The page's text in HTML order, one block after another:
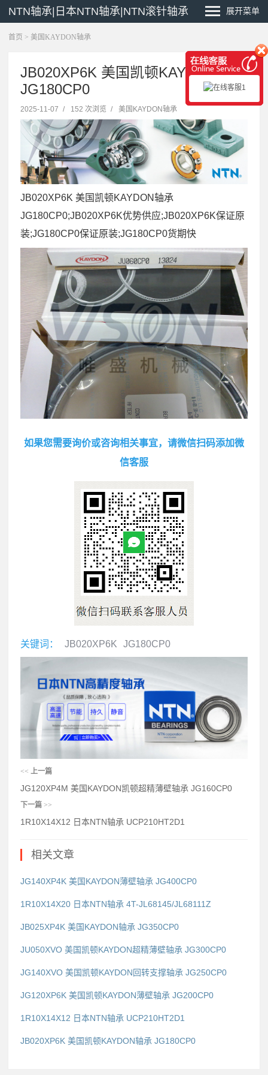
NTN轴承|日本NTN轴承|NTN滚针轴承 展开菜单
首页 > 美国KAYDON轴承
JB020XP6K 美国凯顿KAYDON轴承
JG180CP0
2025-11-07 / 152 次浏览 / 美国KAYDON轴承
JB020XP6K 美国凯顿KAYDON轴承
JG180CP0;JB020XP6K优势供应;JB020XP6K保证原
装;JG180CP0保证原装;JG180CP0货期快
如果您需要询价或咨询相关事宜，请微信扫码添加微
信客服
关键词： JB020XP6K JG180CP0
<< 上一篇
JG120XP4M 美国KAYDON凯顿超精薄壁轴承 JG160CP0
下一篇 >>
1R10X14X12 日本NTN轴承 UCP210HT2D1
相关文章
JG140XP4K 美国KAYDON薄壁轴承 JG400CP0
1R10X14X20 日本NTN轴承 4T-JL68145/JL68111Z
JB025XP4K 美国KAYDON轴承 JG350CP0
JU050XVO 美国凯顿KAYDON超精薄壁轴承 JG300CP0
JG140XVO 美国凯顿KAYDON回转支撑轴承 JG250CP0
JG120XP6K 美国凯顿KAYDON薄壁轴承 JG200CP0
1R10X14X12 日本NTN轴承 UCP210HT2D1
JB020XP6K 美国凯顿KAYDON轴承 JG180CP0